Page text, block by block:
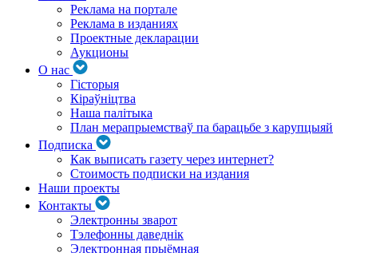
Реклама на портале
Реклама в изданиях
Проектные декларации
Аукционы
О нас
Гісторыя
Кіраўніцтва
Наша палітыка
План мерапрыемстваў па барацьбе з карупцыяй
Подписка
Как выписать газету через интернет?
Стоимость подписки на издания
Наши проекты
Контакты
Электронны зварот
Тэлефонны даведнік
Электронная прыёмная